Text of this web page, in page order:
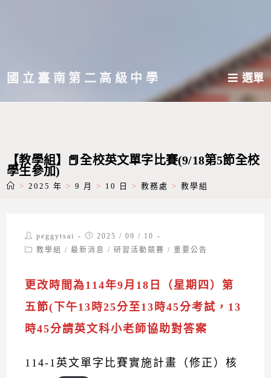
主國立臺南第二高級中學 選單
【教學組】📕全校英文單字比賽(9/18第5節全校
學生參加)
> 2025 年 > 9 月 > 10 日 > 教務處 > 教學組
Post
author:
peggytsai
Post
published:
2025 / 09 / 10
Post教學組 / 最新消息 / 研習活動競賽 / 重要公告
更改時間為114年9月18日（星期四）第
五節(下午13時25分至13時45分考試，13
時45分請英文科小老師協助對答案
114-1英文單字比賽實施計畫（修正）核